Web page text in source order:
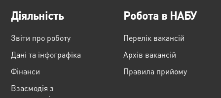
Діяльність
Звіти про роботу
Дані та інфографіка
Фінанси
Взаємодія з
Робота в НАБУ
Перелік вакансій
Архів вакансій
Правила прийому